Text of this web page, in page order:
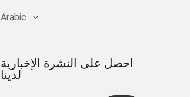
Arabic
احصل على النشرة الإخبارية
لدينا